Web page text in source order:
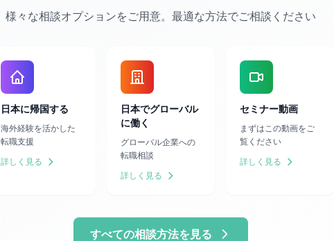
様々な相談オプションをご用意。最適な方法でご相談ください
日本に帰国する
海外経験を活かした
転職支援
詳しく見る
日本でグローバル
に働く
グローバル企業への
転職相談
詳しく見る
セミナー動画
まずはこの動画をご
覧ください
詳しく見る
すべての相談方法を見る